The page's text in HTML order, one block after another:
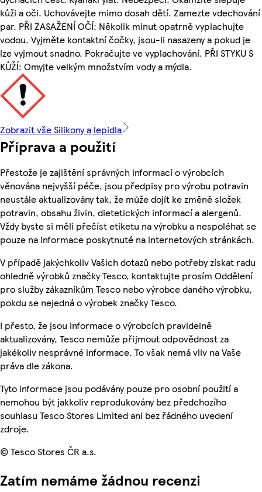
kůži a oči. Uchovávejte mimo dosah dětí. Zamezte vdechování
par. PŘI ZASAŽENÍ OČÍ: Několik minut opatrně vyplachujte
vodou. Vyjměte kontaktní čočky, jsou-li nasazeny a pokud je
lze vyjmout snadno. Pokračujte ve vyplachování. PŘI STYKU S
KŮŽÍ: Omyjte velkým množstvím vody a mýdla.
Zobrazit vše Silikony a lepidla
Příprava a použití
Přestože je zajištění správných informací o výrobcích
věnována nejvyšší péče, jsou předpisy pro výrobu potravin
neustále aktualizovány tak, že může dojít ke změně složek
potravin, obsahu živin, dietetických informací a alergenů.
Vždy byste si měli přečíst etiketu na výrobku a nespoléhat se
pouze na informace poskytnuté na internetových stránkách.
V případě jakýchkoliv Vašich dotazů nebo potřeby získat radu
ohledně výrobků značky Tesco, kontaktujte prosím Oddělení
pro služby zákazníkům Tesco nebo výrobce daného výrobku,
pokdu se nejedná o výrobek značky Tesco.
I přesto, že jsou informace o výrobcích pravidelně
aktualizovány, Tesco nemůže přijmout odpovědnost za
jakékoliv nesprávné informace. To však nemá vliv na Vaše
práva dle zákona.
Tyto informace jsou podávány pouze pro osobní použití a
nemohou být jakkoliv reprodukovány bez předchozího
souhlasu Tesco Stores Limited ani bez řádného uvedení
zdroje.
© Tesco Stores ČR a.s.
Zatím nemáme žádnou recenzi